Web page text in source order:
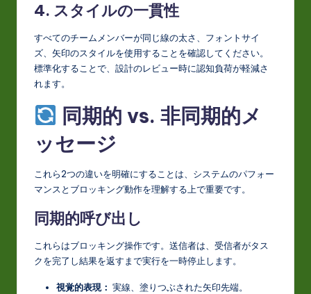
4. スタイルの一貫性
すべてのチームメンバーが同じ線の太さ、フォントサイ
ズ、矢印のスタイルを使用することを確認してください。
標準化することで、設計のレビュー時に認知負荷が軽減さ
れます。
同期的 vs. 非同期的メ
ッセージ
これら2つの違いを明確にすることは、システムのパフォー
マンスとブロッキング動作を理解する上で重要です。
同期的呼び出し
これらはブロッキング操作です。送信者は、受信者がタス
クを完了し結果を返すまで実行を一時停止します。
視覚的表現： 実線、塗りつぶされた矢印先端。